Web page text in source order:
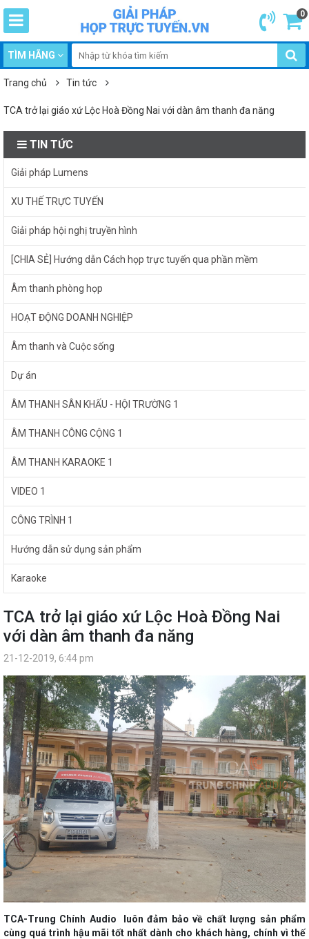
0
TÌM HÃNG
Trang chủ Tin tức
TCA trở lại giáo xứ Lộc Hoà Đồng Nai với dàn âm thanh đa năng
TIN TỨC
Giải pháp Lumens
XU THẾ TRỰC TUYẾN
Giải pháp hội nghị truyền hình
[CHIA SẺ] Hướng dẫn Cách họp trực tuyến qua phần mềm
Âm thanh phòng họp
HOẠT ĐỘNG DOANH NGHIỆP
Âm thanh và Cuộc sống
Dự án
ÂM THANH SÂN KHẤU - HỘI TRƯỜNG 1
ÂM THANH CÔNG CỘNG 1
ÂM THANH KARAOKE 1
VIDEO 1
CÔNG TRÌNH 1
Hướng dẫn sử dụng sản phẩm
Karaoke
TCA trở lại giáo xứ Lộc Hoà Đồng Nai
với dàn âm thanh đa năng
21-12-2019, 6:44 pm
TCA-Trung Chính Audio luôn đảm bảo về chất lượng sản phẩm
cùng quá trình hậu mãi tốt nhất dành cho khách hàng, chính vì thế